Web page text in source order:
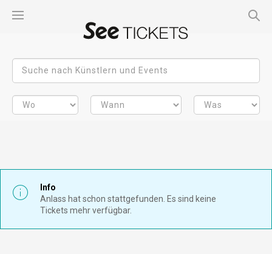
Info
Anlass hat schon stattgefunden. Es sind keine
Tickets mehr verfügbar.